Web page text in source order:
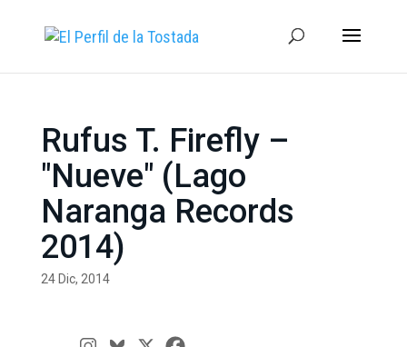
Rufus T. Firefly –
"Nueve" (Lago
Naranga Records
2014)
24 Dic, 2014